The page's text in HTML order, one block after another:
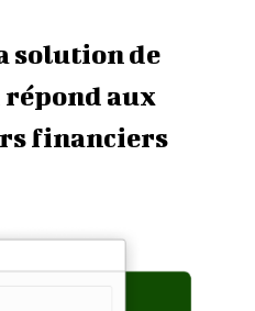
solution de
répond aux
financiers